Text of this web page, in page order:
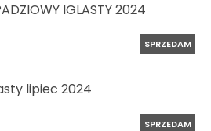
IGLASTY 2024
SPRZEDAM
lipiec 2024
SPRZEDAM